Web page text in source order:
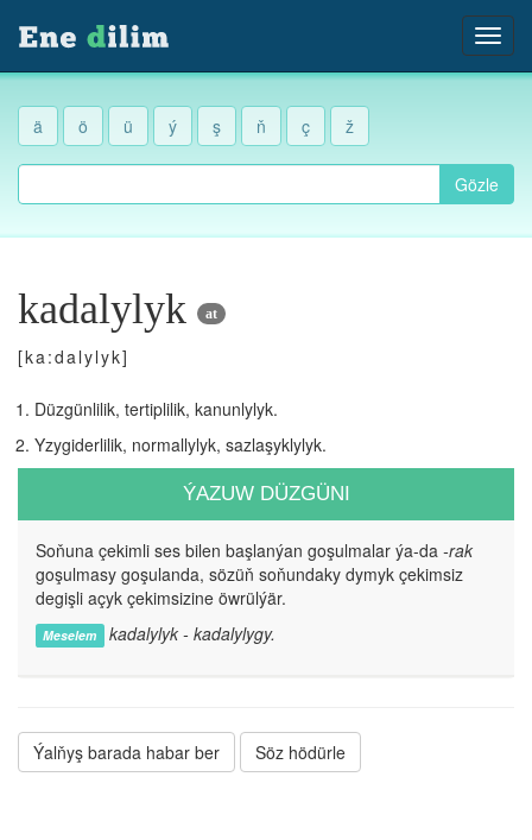
ä ö ü ý ş ň ç ž
Gözle
kadalylyk at
[ka:dalylyk]
Düzgünlilik, tertiplilik, kanunlylyk.
Yzygiderlilik, normallylyk, sazlaşyklylyk.
ÝAZUW DÜZGÜNI
Soňuna çekimli ses bilen başlanýan goşulmalar ýa-da -rak
goşulmasy goşulanda, sözüň soňundaky dymyk çekimsiz
degişli açyk çekimsizine öwrülýär.
Meselem kadalylyk - kadalylygy.
Ýalňyş barada habar ber Söz hödürle